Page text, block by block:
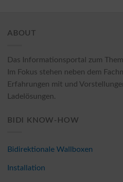
ABOUT
Das Informationsportal zum
Im Fokus stehen neben dem
Erfahrungen mit und
Ladelösungen.
BIDI KNOW-HOW
Bidirektionale Wallboxen
Installation